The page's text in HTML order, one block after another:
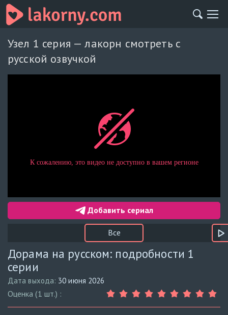
Узел 1 серия — лакорн смотреть с
русской озвучкой
Добавить сериал
Все
Дорама на русском: подробности 1
серии
Дата выхода: 30 июня 2026
Оценка (1 шт.) :